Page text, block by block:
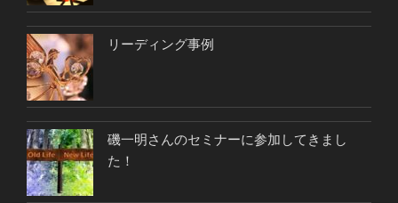
リーディング事例
磯一明さんのセミナーに参加してきまし
た！